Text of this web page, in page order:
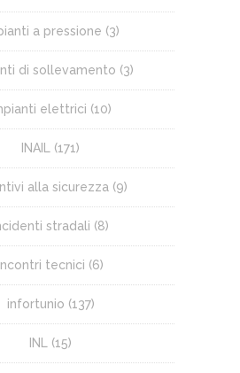
a pressione (3)
di sollevamento (3)
elettrici (10)
INAIL (171)
alla sicurezza (9)
stradali (8)
tecnici (6)
infortunio (137)
INL (15)